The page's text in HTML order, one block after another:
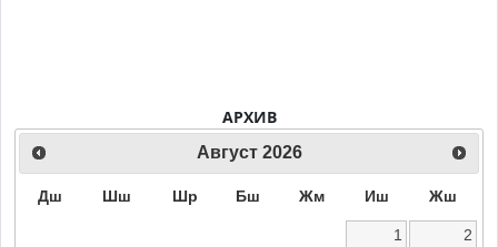
АРХИВ
Август 2026
Дш Шш Шр Бш Жм Иш Жш
1
2